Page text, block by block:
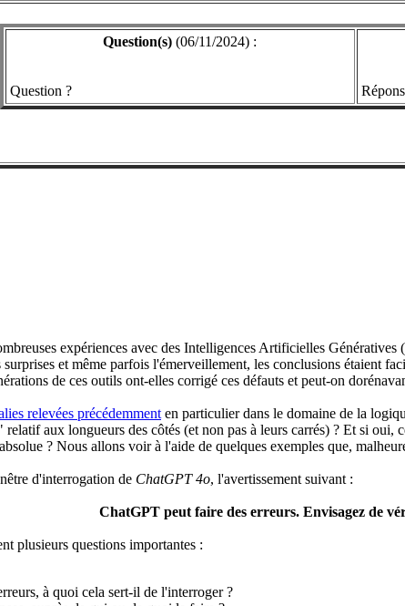
Question(s) (06/11/2024) :
Question ?
expériences avec des Intelligences Artificielles
surprises et même parfois l'émerveillement, les conclusions étaient
de ces outils ont-elles corrigé ces défauts et peut-on
relevées précédemment en particulier dans le domaine de la
aux longueurs des côtés (et non pas à leurs carrés) ? Et si
? Nous allons voir à l'aide de quelques exemples que,
d'interrogation de ChatGPT 4o, l'avertissement suivant :
ChatGPT peut faire des erreurs. Envisagez de
plusieurs questions importantes :
à quoi cela sert-il de l'interroger ?